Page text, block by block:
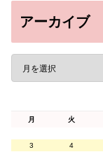
アーカイブ
月 火
3
4